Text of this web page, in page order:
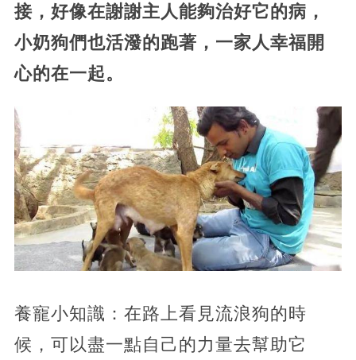
接，好像在謝謝主人能夠治好它的病，
小奶狗們也活潑的跑著，一家人幸福開
心的在一起。
養寵小知識：在路上看見流浪狗的時
候，可以盡一點自己的力量去幫助它